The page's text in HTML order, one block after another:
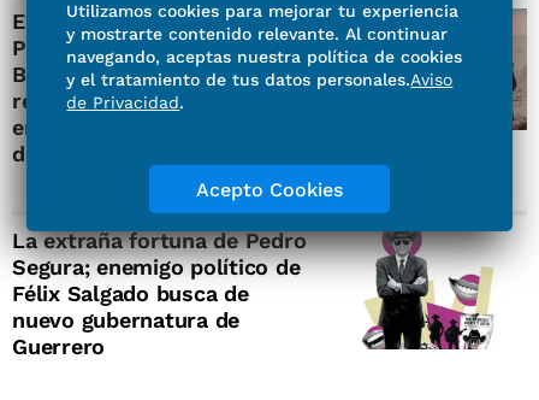
EL UNIVERSAL y Fábrica de
Periodismo ganan Premio
Breach Valdez; reconocen
reportaje “Violencia Sexual
en los cuarteles, radiografía
de la impunidad”
La extraña fortuna de Pedro
Segura; enemigo político de
Félix Salgado busca de
nuevo gubernatura de
Guerrero
Utilizamos cookies para mejorar tu experiencia
y mostrarte contenido relevante. Al continuar
navegando, aceptas nuestra política de cookies
y el tratamiento de tus datos personales.Aviso
de Privacidad.
Acepto Cookies